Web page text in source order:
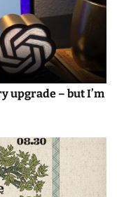
upgrade – but I’m